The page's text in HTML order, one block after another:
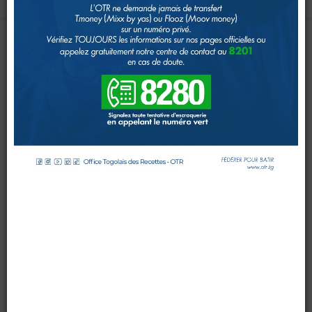
Accueil
Page d'Accueil
IMPÔTS
Le système fiscal
DOUANES
Douane Togolaise
CADASTRE &
L’EXCELLENCE SE CONFIRME A
le 02 août 2016
Mis à jour : 03 août 2016
Affichages : 8629